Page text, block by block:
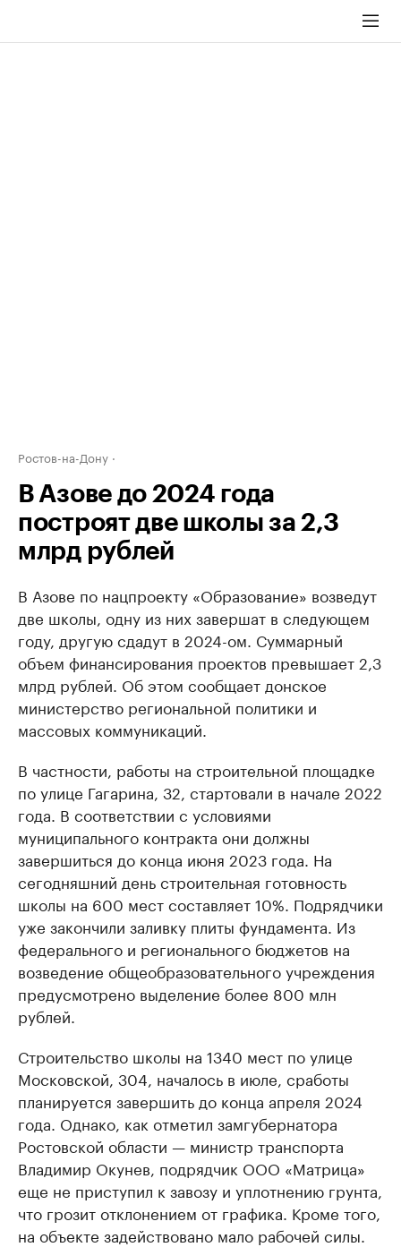
Ростов-на-Дону
В Азове до 2024 года
построят две школы за 2,3
млрд рублей
В Азове по нацпроекту «Образование» возведут
две школы, одну из них завершат в следующем
году, другую сдадут в 2024-ом. Суммарный
объем финансирования проектов превышает 2,3
млрд рублей. Об этом сообщает донское
министерство региональной политики и
массовых коммуникаций.
В частности, работы на строительной площадке
по улице Гагарина, 32, стартовали в начале 2022
года. В соответствии с условиями
муниципального контракта они должны
завершиться до конца июня 2023 года. На
сегодняшний день строительная готовность
школы на 600 мест составляет 10%. Подрядчики
уже закончили заливку плиты фундамента. Из
федерального и регионального бюджетов на
возведение общеобразовательного учреждения
предусмотрено выделение более 800 млн
рублей.
Строительство школы на 1340 мест по улице
Московской, 304, началось в июле, сработы
планируется завершить до конца апреля 2024
года. Однако, как отметил замгубернатора
Ростовской области — министр транспорта
Владимир Окунев, подрядчик ООО «Матрица»
еще не приступил к завозу и уплотнению грунта,
что грозит отклонением от графика. Кроме того,
на объекте задействовано мало рабочей силы.